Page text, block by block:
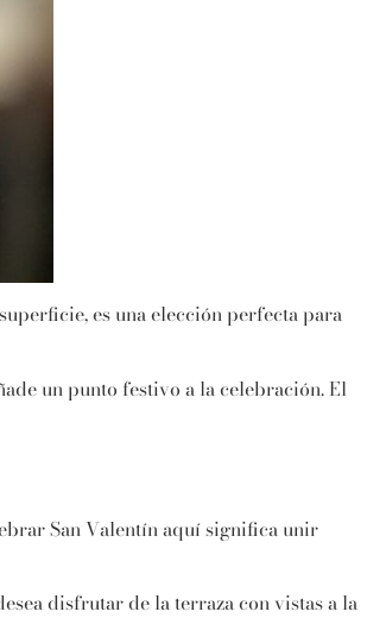
es una elección perfecta para
un punto festivo a la celebración. El
San Valentín aquí significa unir
disfrutar de la terraza con vistas a la